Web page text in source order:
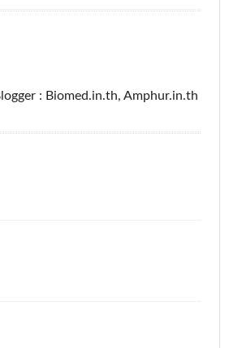
: Biomed.in.th, Amphur.in.th